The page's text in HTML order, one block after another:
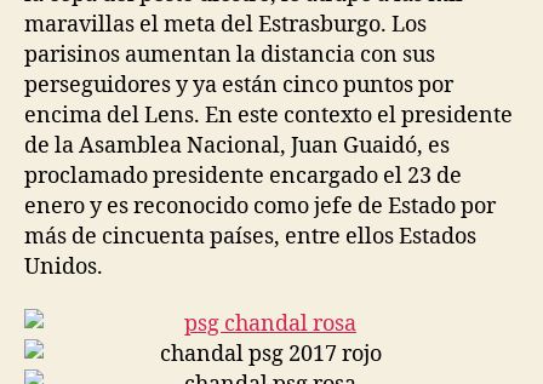
maravillas el meta del Estrasburgo. Los
parisinos aumentan la distancia con sus
perseguidores y ya están cinco puntos por
encima del Lens. En este contexto el presidente
de la Asamblea Nacional, Juan Guaidó, es
proclamado presidente encargado el 23 de
enero y es reconocido como jefe de Estado por
más de cincuenta países, entre ellos Estados
Unidos.